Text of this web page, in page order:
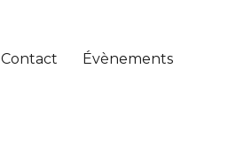
Contact Évènements